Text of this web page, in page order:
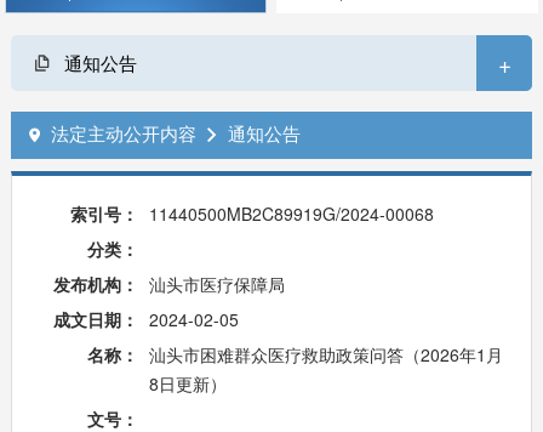
通知公告 +
 法定主动公开内容  通知公告
索引号：
11440500MB2C89919G/2024-00068
分类：
发布机构：
汕头市医疗保障局
成文日期：
2024-02-05
名称：
汕头市困难群众医疗救助政策问答（2026年1月
8日更新）
文号：